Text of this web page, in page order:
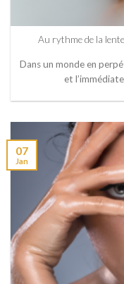
Au rythme de la
Dans un monde en
et
07
Jan